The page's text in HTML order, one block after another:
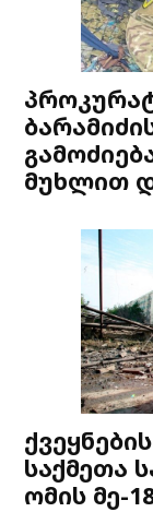
მუხლით
საქმეთა
ომის მე-